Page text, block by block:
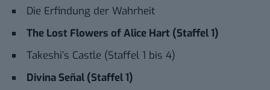
Die Erfindung der Wahrheit
The Lost Flowers of Alice Hart (Staffel 1)
Takeshi’s Castle (Staffel 1 bis 4)
Divina Señal (Staffel 1)